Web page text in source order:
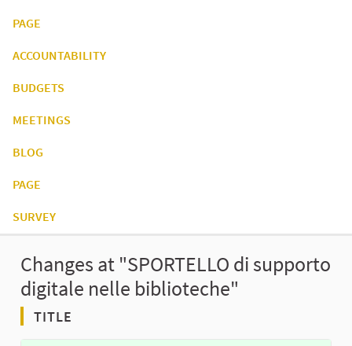
PAGE
ACCOUNTABILITY
BUDGETS
MEETINGS
BLOG
PAGE
SURVEY
Changes at "SPORTELLO di supporto
digitale nelle biblioteche"
TITLE